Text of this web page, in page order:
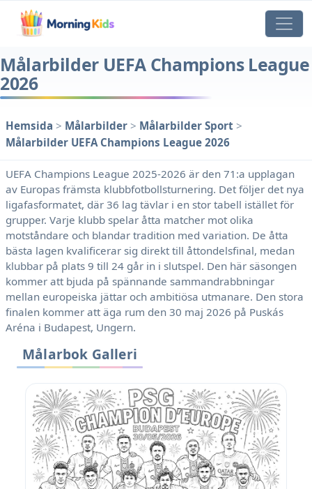
Målarbilder UEFA Champions League
2026
Hemsida > Målarbilder > Målarbilder Sport >
Målarbilder UEFA Champions League 2026
UEFA Champions League 2025-2026 är den 71:a upplagan
av Europas främsta klubbfotbollsturnering. Det följer det nya
ligafasformatet, där 36 lag tävlar i en stor tabell istället för
grupper. Varje klubb spelar åtta matcher mot olika
motståndare och blandar tradition med variation. De åtta
bästa lagen kvalificerar sig direkt till åttondelsfinal, medan
klubbar på plats 9 till 24 går in i slutspel. Den här säsongen
kommer att bjuda på spännande sammandrabbningar
mellan europeiska jättar och ambitiösa utmanare. Den stora
finalen kommer att äga rum den 30 maj 2026 på Puskás
Aréna i Budapest, Ungern.
Målarbok Galleri